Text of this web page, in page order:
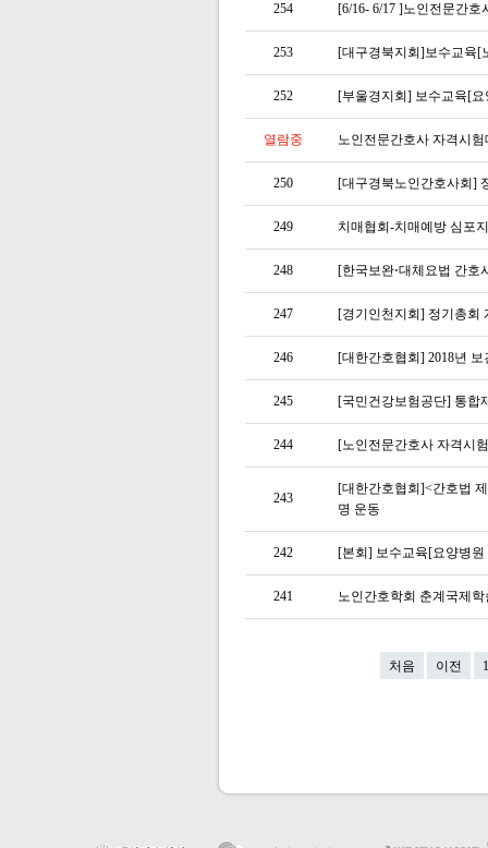
254 [6/16- 6/17 ]노인전문간
253 [대구경북지회]보수교육[
252 [부울경지회] 보수교육[
열람중 노인전문간호사 자격시
250 [대구경북노인간호사회]
249 치매협회-치매예방 심포
248 [한국보완⋅대체요법 간
247 [경기인천지회] 정기총회
246 [대한간호협회] 2018년
245 [국민건강보험공단] 통합
244 [노인전문간호사 자격시
243
[대한간호협회]<간호법
명 운동
242 [본회] 보수교육[요양병
241 노인간호학회 춘계국제
처음 이전